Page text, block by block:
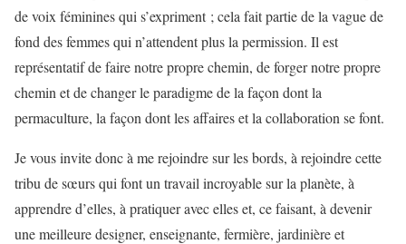
de voix féminines qui s’expriment ; cela fait partie de la vague de
fond des femmes qui n’attendent plus la permission. Il est
représentatif de faire notre propre chemin, de forger notre propre
chemin et de changer le paradigme de la façon dont la
permaculture, la façon dont les affaires et la collaboration se font.
Je vous invite donc à me rejoindre sur les bords, à rejoindre cette
tribu de sœurs qui font un travail incroyable sur la planète, à
apprendre d’elles, à pratiquer avec elles et, ce faisant, à devenir
une meilleure designer, enseignante, fermière, jardinière et